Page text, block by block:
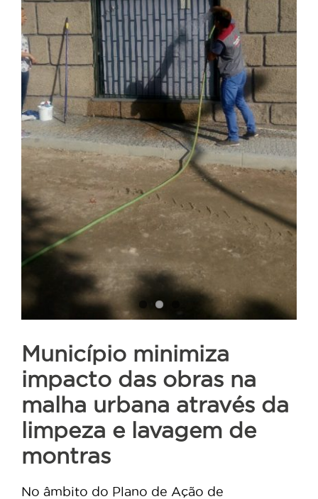
Município minimiza
impacto das obras na
malha urbana através da
limpeza e lavagem de
montras
No âmbito do Plano de Ação de